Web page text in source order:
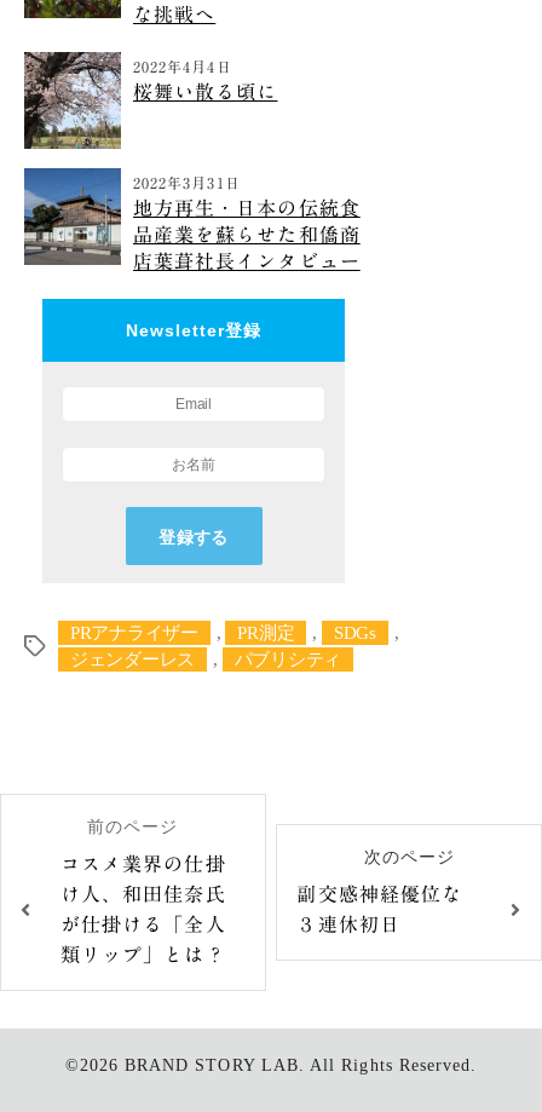
な挑戦へ
2022年4月4日
桜舞い散る頃に
2022年3月31日
地方再生・日本の伝統食
品産業を蘇らせた和僑商
店葉葺社長インタビュー
Newsletter登録
タ
PRアナライザー , PR測定 , SDGs
,
ジェンダーレス
, パブリシティ
前のページ
コスメ業界の仕掛
け人、和田佳奈氏
が仕掛ける「全人
類リップ」とは？
次のページ
副交感神経優位な
３連休初日
©2026 BRAND STORY LAB. All Rights Reserved.